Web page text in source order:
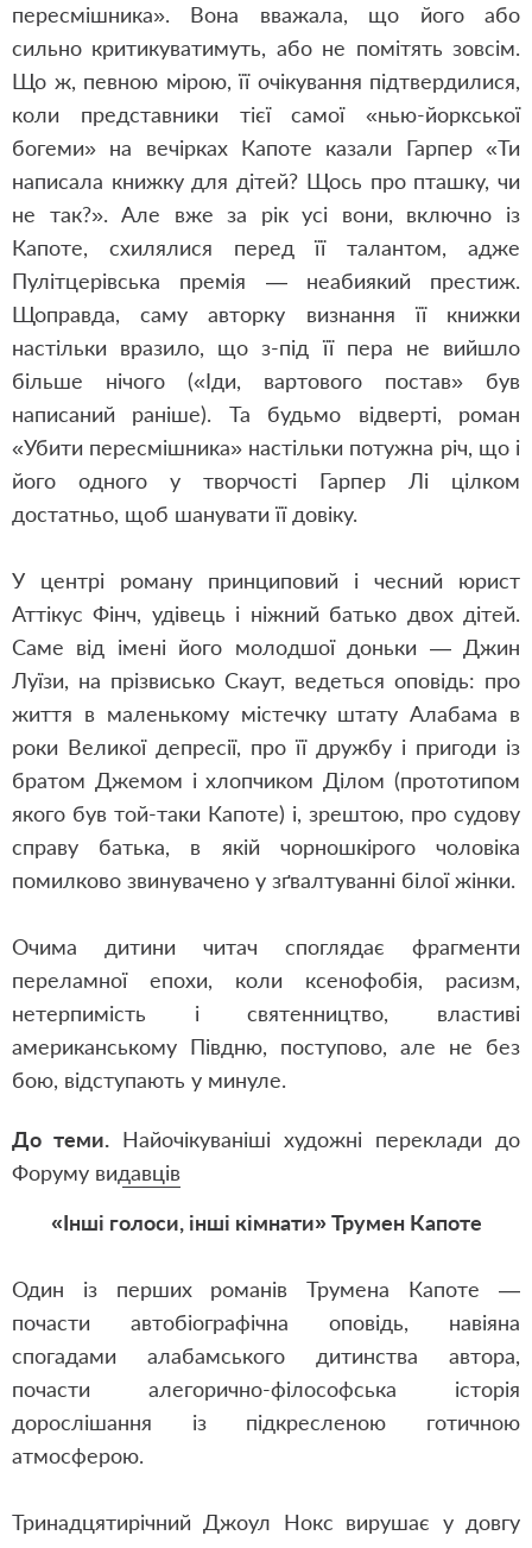
пересмішника». Вона вважала, що його або
сильно критикуватимуть, або не помітять зовсім.
Що ж, певною мірою, її очікування підтвердилися,
коли представники тієї самої «нью-йоркської
богеми» на вечірках Капоте казали Гарпер «Ти
написала книжку для дітей? Щось про пташку, чи
не так?». Але вже за рік усі вони, включно із
Капоте, схилялися перед її талантом, адже
Пулітцерівська премія — неабиякий престиж.
Щоправда, саму авторку визнання її книжки
настільки вразило, що з-під її пера не вийшло
більше нічого («Іди, вартового постав» був
написаний раніше). Та будьмо відверті, роман
«Убити пересмішника» настільки потужна річ, що і
його одного у творчості Гарпер Лі цілком
достатньо, щоб шанувати її довіку.
У центрі роману принциповий і чесний юрист
Аттікус Фінч, удівець і ніжний батько двох дітей.
Саме від імені його молодшої доньки — Джин
Луїзи, на прізвисько Скаут, ведеться оповідь: про
життя в маленькому містечку штату Алабама в
роки Великої депресії, про її дружбу і пригоди із
братом Джемом і хлопчиком Ділом (прототипом
якого був той-таки Капоте) і, зрештою, про судову
справу батька, в якій чорношкірого чоловіка
помилково звинувачено у зґвалтуванні білої жінки.
Очима дитини читач споглядає фрагменти
переламної епохи, коли ксенофобія, расизм,
нетерпимість і святенництво, властиві
американському Півдню, поступово, але не без
бою, відступають у минуле.
До теми. Найочікуваніші художні переклади до
Форуму видавців
«Інші голоси, інші кімнати» Трумен Капоте
Один із перших романів Трумена Капоте —
почасти автобіографічна оповідь, навіяна
спогадами алабамського дитинства автора,
почасти алегорично-філософська історія
дорослішання із підкресленою готичною
атмосферою.
Тринадцятирічний Джоул Нокс вирушає у довгу